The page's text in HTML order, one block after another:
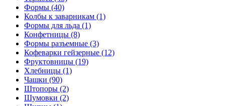
Формы (40)
Колбы к заварникам (1)
Формы для льда (1)
Конфетницы (8)
Формы разъемные (3)
Кофеварки гейзерные (12)
Фруктовницы (19)
Хлебницы (1)
Чашки (90)
Штопоры (2)
Шумовки (2)